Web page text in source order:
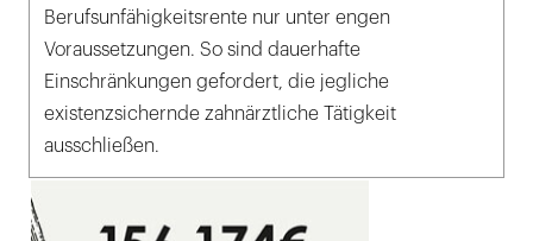
Berufsunfähigkeitsrente nur unter engen
Voraussetzungen. So sind dauerhafte
Einschränkungen gefordert, die jegliche
existenzsichernde zahnärztliche Tätigkeit
ausschließen.